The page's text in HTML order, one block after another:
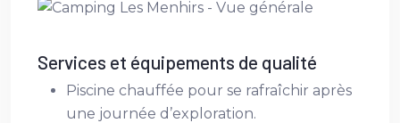
Services et équipements de qualité
Piscine chauffée pour se rafraîchir après
une journée d’exploration.